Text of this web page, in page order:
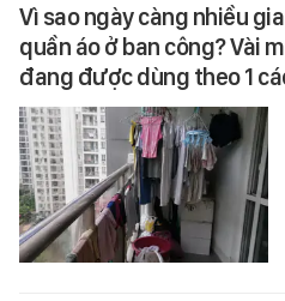
Vì sao ngày càng nhiều
quần áo ở ban công? Vài
đang được dùng theo 1